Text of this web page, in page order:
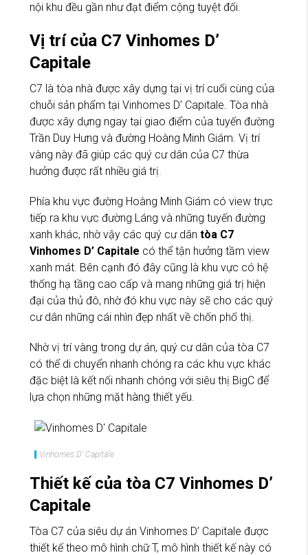
nội khu đều gần như đạt điểm cộng tuyệt đối.
Vị trí của C7 Vinhomes D’
Capitale
C7 là tòa nhà được xây dựng tại vị trí cuối cùng của
chuỗi sản phẩm tại Vinhomes D’ Capitale. Tòa nhà
được xây dựng ngay tại giao điểm của tuyến đường
Trần Duy Hưng và đường Hoàng Minh Giám. Vị trí
vàng này đã giúp các quý cư dân của C7 thừa
hưởng được rất nhiều giá trị.
Phía khu vực đường Hoàng Minh Giám có view trực
tiếp ra khu vực đường Láng và những tuyến đường
xanh khác, nhờ vậy các quý cư dân tòa C7
Vinhomes D’ Capitale có thể tận hưởng tầm view
xanh mát. Bên cạnh đó đây cũng là khu vực có hệ
thống hạ tầng cao cấp và mang những giá trị hiện
đại của thủ đô, nhờ đó khu vực này sẽ cho các quý
cư dân những cái nhìn đẹp nhất về chốn phố thị.
Nhờ vị trí vàng trong dự án, quý cư dân của tòa C7
có thể di chuyển nhanh chóng ra các khu vực khác
đặc biệt là kết nối nhanh chóng với siêu thị BigC để
lựa chọn những mặt hàng thiết yếu.
Vinhomes D’ Capitale
Thiết kế của tòa C7 Vinhomes D’
Capitale
Tòa C7 của siêu dự án Vinhomes D’ Capitale được
thiết kế theo mô hình chữ T, mô hình thiết kế này có